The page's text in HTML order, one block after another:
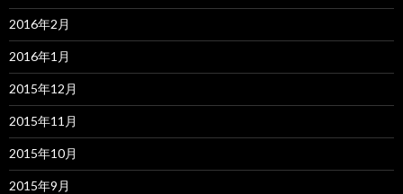
2016年2月
2016年1月
2015年12月
2015年11月
2015年10月
2015年9月